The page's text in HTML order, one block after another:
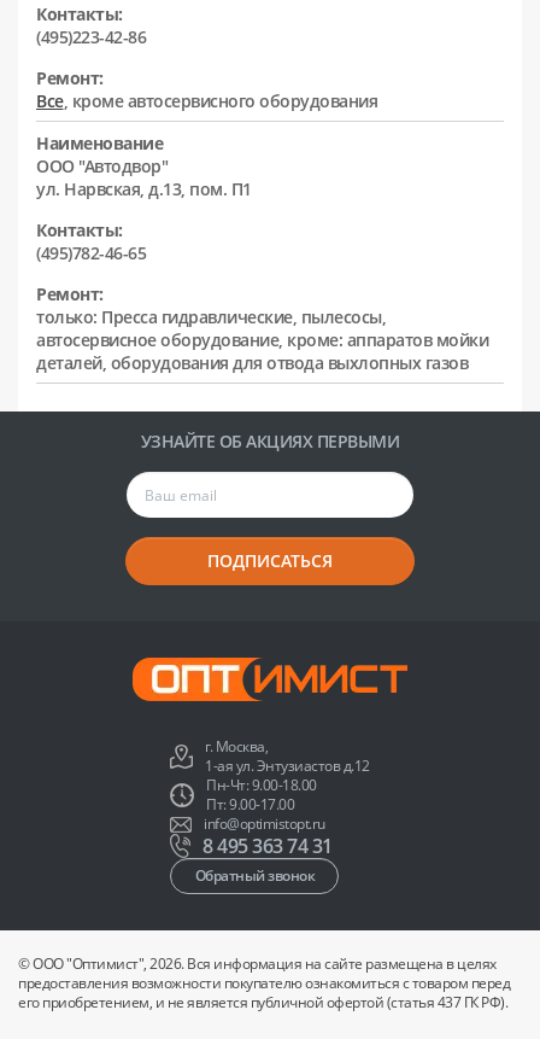
Контакты:
(495)223-42-86
Ремонт:
Все, кроме автосервисного оборудования
Наименование
ООО "Автодвор"
ул. Нарвская, д.13, пом. П1
Контакты:
(495)782-46-65
Ремонт:
только: Пресса гидравлические, пылесосы,
автосервисное оборудование, кроме: аппаратов мойки
деталей, оборудования для отвода выхлопных газов
УЗНАЙТЕ ОБ АКЦИЯХ ПЕРВЫМИ
ПОДПИСАТЬСЯ
г. Москва,
1-ая ул. Энтузиастов д.12
Пн-Чт: 9.00-18.00
Пт: 9.00-17.00
info@optimistopt.ru
8 495 363 74 31
Обратный звонок
© ООО "Оптимист", 2026. Вся информация на сайте размещена в целях
предоставления возможности покупателю ознакомиться с товаром перед
его приобретением, и не является публичной офертой (статья 437 ГК РФ).